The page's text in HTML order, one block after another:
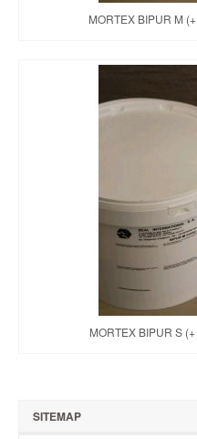
MORTEX BIPUR M
MORTEX BIPUR S
SITEMAP